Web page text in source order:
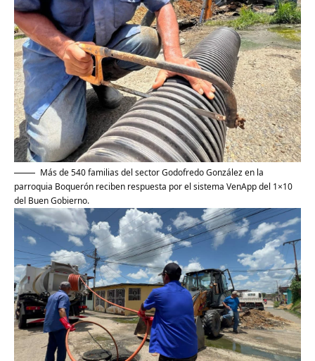
Más de 540 familias del sector Godofredo González en la
parroquia Boquerón reciben respuesta por el sistema VenApp del 1×10
del Buen Gobierno.